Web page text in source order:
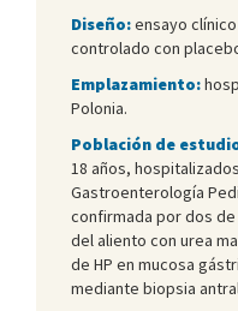
Diseño:ensayo
controlado con
Emplazamiento:
Polonia.
Población de
18 años,
Gastroenterología
confirmada por dos
del aliento con urea
de HP en mucosa
mediante biopsia